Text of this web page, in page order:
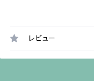
レビュー